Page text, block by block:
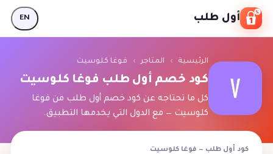
Skip to content
أول طلب EN
الرئيسية › المتاجر › فوغا كلوسيت
كود خصم أول طلب فوغا كلوسيت
كل ما تحتاجه عن كود خصم أول طلب من فوغا
كلوسيت — مع الدول التي يخدمها التطبيق.
كود أول طلب — فوغا كلوسيت